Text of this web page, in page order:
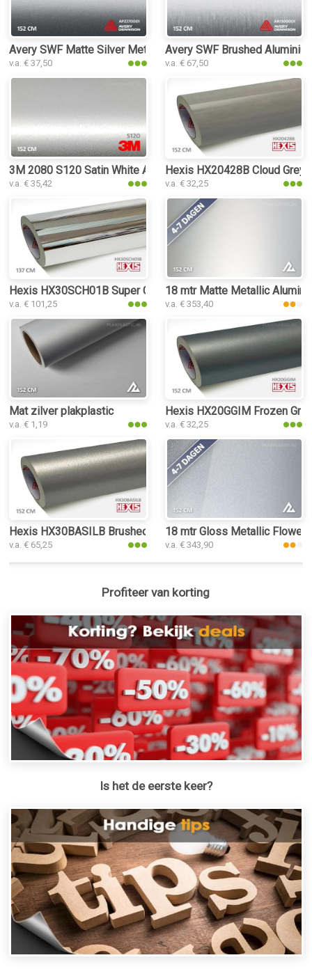
Avery SWF Matte Silver Metallic plakplastic
v.a. € 37,50
Avery SWF Brushed
v.a. € 67,50
3M 2080 S120 Satin White Aluminium plakplastic
v.a. € 35,42
Hexis HX20428B Cloud Grey
v.a. € 32,25
Hexis HX30SCH01B Super Chrome Silver Gloss plakplastic
v.a. € 101,25
18 mtr Matte Metallic
v.a. € 353,40
Mat zilver plakplastic
v.a. € 1,19
Hexis HX20GGIM Frozen
v.a. € 32,25
Hexis HX30BASILB Brushed Aluminium Silver plakplastic
v.a. € 65,25
18 mtr Gloss Metallic Flower
v.a. € 343,90
Profiteer van korting
Is het de eerste keer?